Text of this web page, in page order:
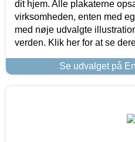
dit hjem. Alle plakaterne
virksomheden, enten med
med nøje udvalgte
verden. Klik her for at se
Se udvalget på